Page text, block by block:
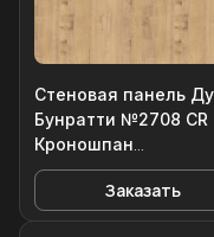
Стеновая панель
Бунратти №2708 CR
Кроношпан
3050*600/6мм
Заказать